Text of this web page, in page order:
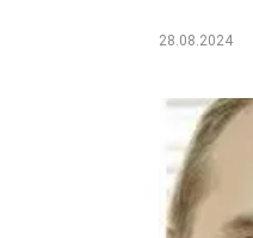
28.08.2024